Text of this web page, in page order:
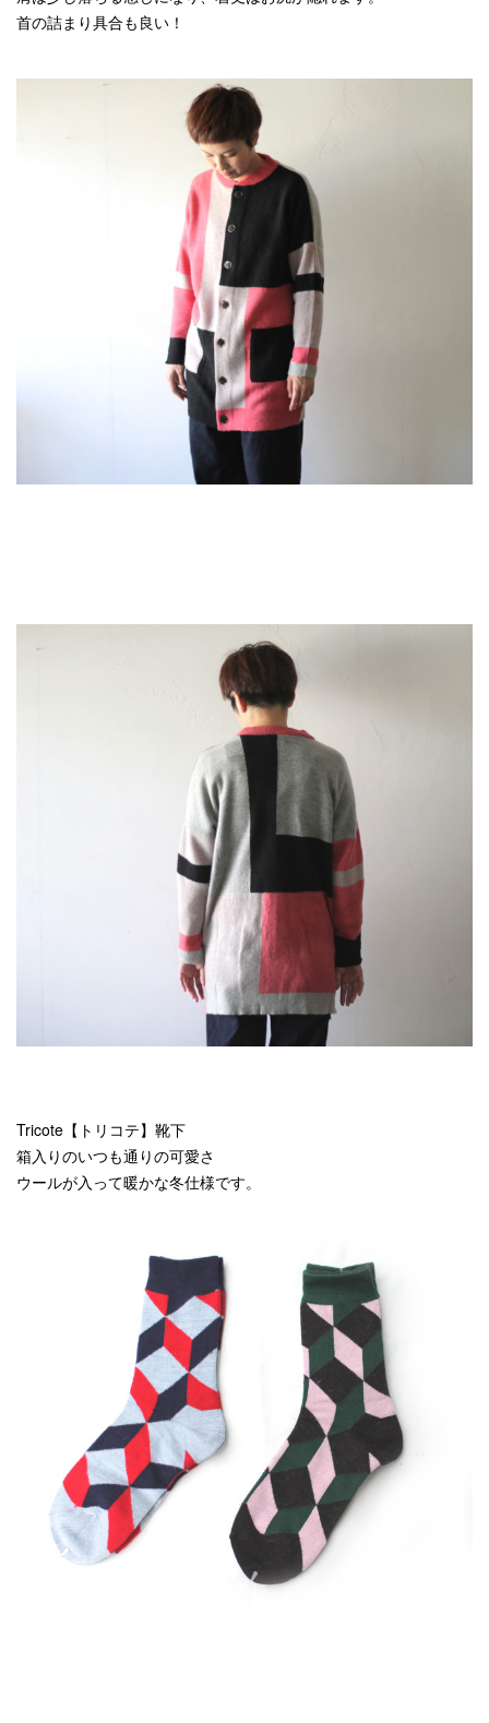
首の詰まり具合も良い！
Tricote【トリコテ】靴下
箱入りのいつも通りの可愛さ
ウールが入って暖かな冬仕様です。